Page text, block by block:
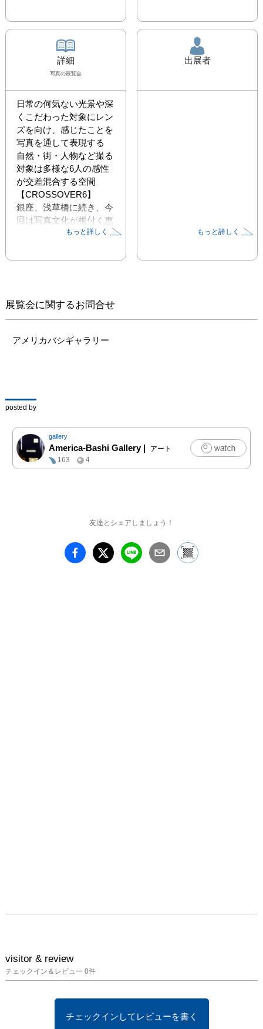
詳細
写真の展覧会
日常の何気ない光景や深
くこだわった対象にレン
ズを向け、感じたことを
写真を通して表現する
自然・街・人物など撮る
対象は多様な6人の感性
が交差混合する空間
【CROSSOVER6】
銀座、浅草橋に続き、今
回は写真文化が根付く恵
比寿で開催します
プトを表現したショート
ただけます
大切な時間を使ってお越
り静かに写真をお楽しみ
寄りください
もっと詳しく
出展者
もっと詳しく
展覧会に関するお問合せ
アメリカバシギャラリー
posted by
gallery
America-Bashi Gallery|
アート
163
4
友達とシェアしましょう！
visitor & review
チェックイン＆レビュー 0件
チェックインしてレビューを書く